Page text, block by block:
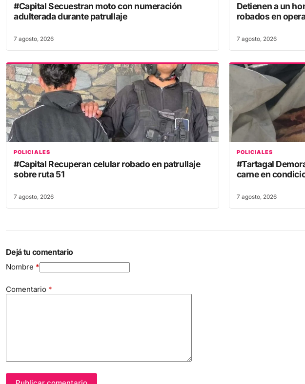
#Capital Secuestran moto con numeración
adulterada durante patrullaje
7 agosto, 2026
Detienen a un
robados en
7 agosto, 2026
POLICIALES
#Capital Recuperan celular robado en patrullaje
sobre ruta 51
7 agosto, 2026
POLICIALES
#Tartagal
carne en
7 agosto, 2026
Dejá tu comentario
Nombre *
Comentario *